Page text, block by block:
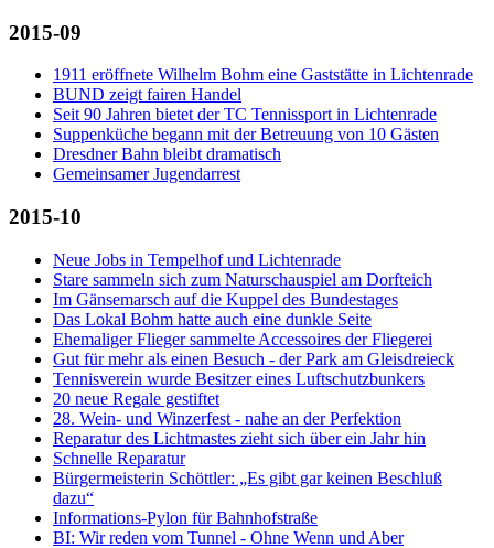
2015-09
1911 eröffnete Wilhelm Bohm eine Gaststätte in Lichtenrade
BUND zeigt fairen Handel
Seit 90 Jahren bietet der TC Tennissport in Lichtenrade
Suppenküche begann mit der Betreuung von 10 Gästen
Dresdner Bahn bleibt dramatisch
Gemeinsamer Jugendarrest
2015-10
Neue Jobs in Tempelhof und Lichtenrade
Stare sammeln sich zum Naturschauspiel am Dorfteich
Im Gänsemarsch auf die Kuppel des Bundestages
Das Lokal Bohm hatte auch eine dunkle Seite
Ehemaliger Flieger sammelte Accessoires der Fliegerei
Gut für mehr als einen Besuch - der Park am Gleisdreieck
Tennisverein wurde Besitzer eines Luftschutzbunkers
20 neue Regale gestiftet
28. Wein- und Winzerfest - nahe an der Perfektion
Reparatur des Lichtmastes zieht sich über ein Jahr hin
Schnelle Reparatur
Bürgermeisterin Schöttler: „Es gibt gar keinen Beschluß
dazu“
Informations-Pylon für Bahnhofstraße
BI: Wir reden vom Tunnel - Ohne Wenn und Aber